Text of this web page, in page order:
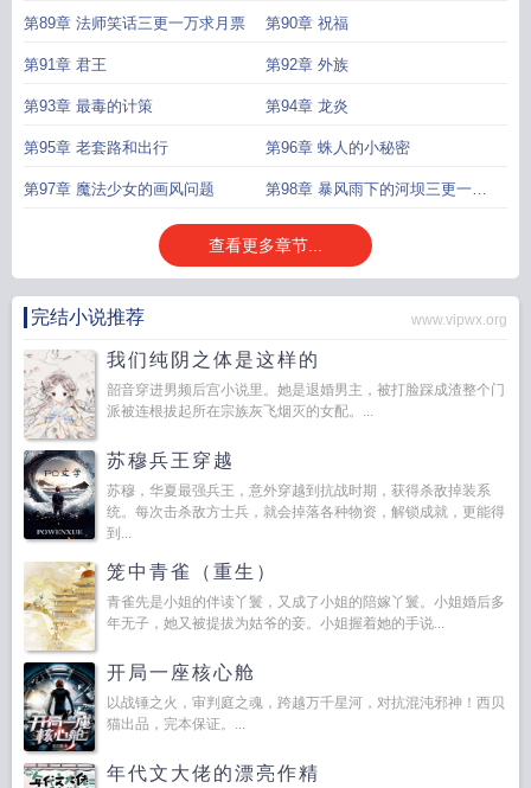
第89章 法师笑话三更一万求月票 第90章 祝福
第91章 君王 第92章 外族
第93章 最毒的计策 第94章 龙炎
第95章 老套路和出行 第96章 蛛人的小秘密
第97章 魔法少女的画风问题 第98章 暴风雨下的河坝三更一万
一求票
查看更多章节...
完结小说推荐 www.vipwx.org
我们纯阴之体是这样的
韶音穿进男频后宫小说里。她是退婚男主，被打脸踩成渣整个门
派被连根拔起所在宗族灰飞烟灭的女配。...
苏穆兵王穿越
苏穆，华夏最强兵王，意外穿越到抗战时期，获得杀敌掉装系
统。每次击杀敌方士兵，就会掉落各种物资，解锁成就，更能得
到...
笼中青雀（重生）
青雀先是小姐的伴读丫鬟，又成了小姐的陪嫁丫鬟。小姐婚后多
年无子，她又被提拔为姑爷的妾。小姐握着她的手说...
开局一座核心舱
以战锤之火，审判庭之魂，跨越万千星河，对抗混沌邪神！西贝
猫出品，完本保证。...
年代文大佬的漂亮作精